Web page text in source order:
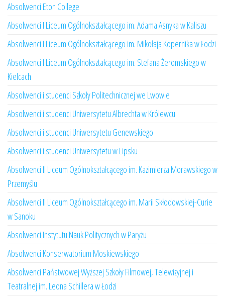
Absolwenci Eton College
Absolwenci I Liceum Ogólnokształcącego im. Adama Asnyka w Kaliszu
Absolwenci I Liceum Ogólnokształcącego im. Mikołaja Kopernika w Łodzi
Absolwenci I Liceum Ogólnokształcącego im. Stefana Żeromskiego w
Kielcach
Absolwenci i studenci Szkoły Politechnicznej we Lwowie
Absolwenci i studenci Uniwersytetu Albrechta w Królewcu
Absolwenci i studenci Uniwersytetu Genewskiego
Absolwenci i studenci Uniwersytetu w Lipsku
Absolwenci II Liceum Ogólnokształcącego im. Kazimierza Morawskiego w
Przemyślu
Absolwenci II Liceum Ogólnokształcącego im. Marii Skłodowskiej-Curie
w Sanoku
Absolwenci Instytutu Nauk Politycznych w Paryżu
Absolwenci Konserwatorium Moskiewskiego
Absolwenci Państwowej Wyższej Szkoły Filmowej, Telewizyjnej i
Teatralnej im. Leona Schillera w Łodzi